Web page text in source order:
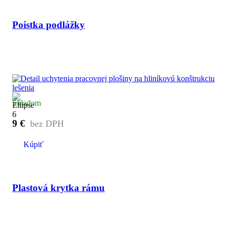
Poistka podlážky
Skladom
9 €
Kúpiť
Plastová krytka rámu